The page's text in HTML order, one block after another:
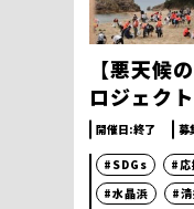
【悪天候
ロジェク
開催日:終了 募
#SDGs #応
#水晶浜
#